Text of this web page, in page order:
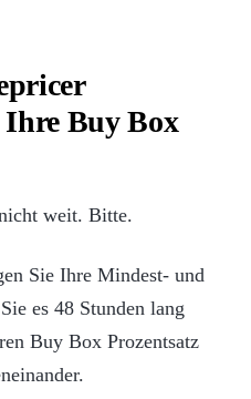
Buy Box
weit. Bitte.
Sie Ihre Mindest- und
es 48 Stunden lang
Buy Box Prozentsatz